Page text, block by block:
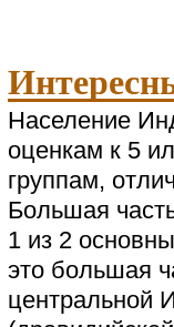
Население
оценкам к 5
группам,
Большая
1 из 2
это большая
центральной